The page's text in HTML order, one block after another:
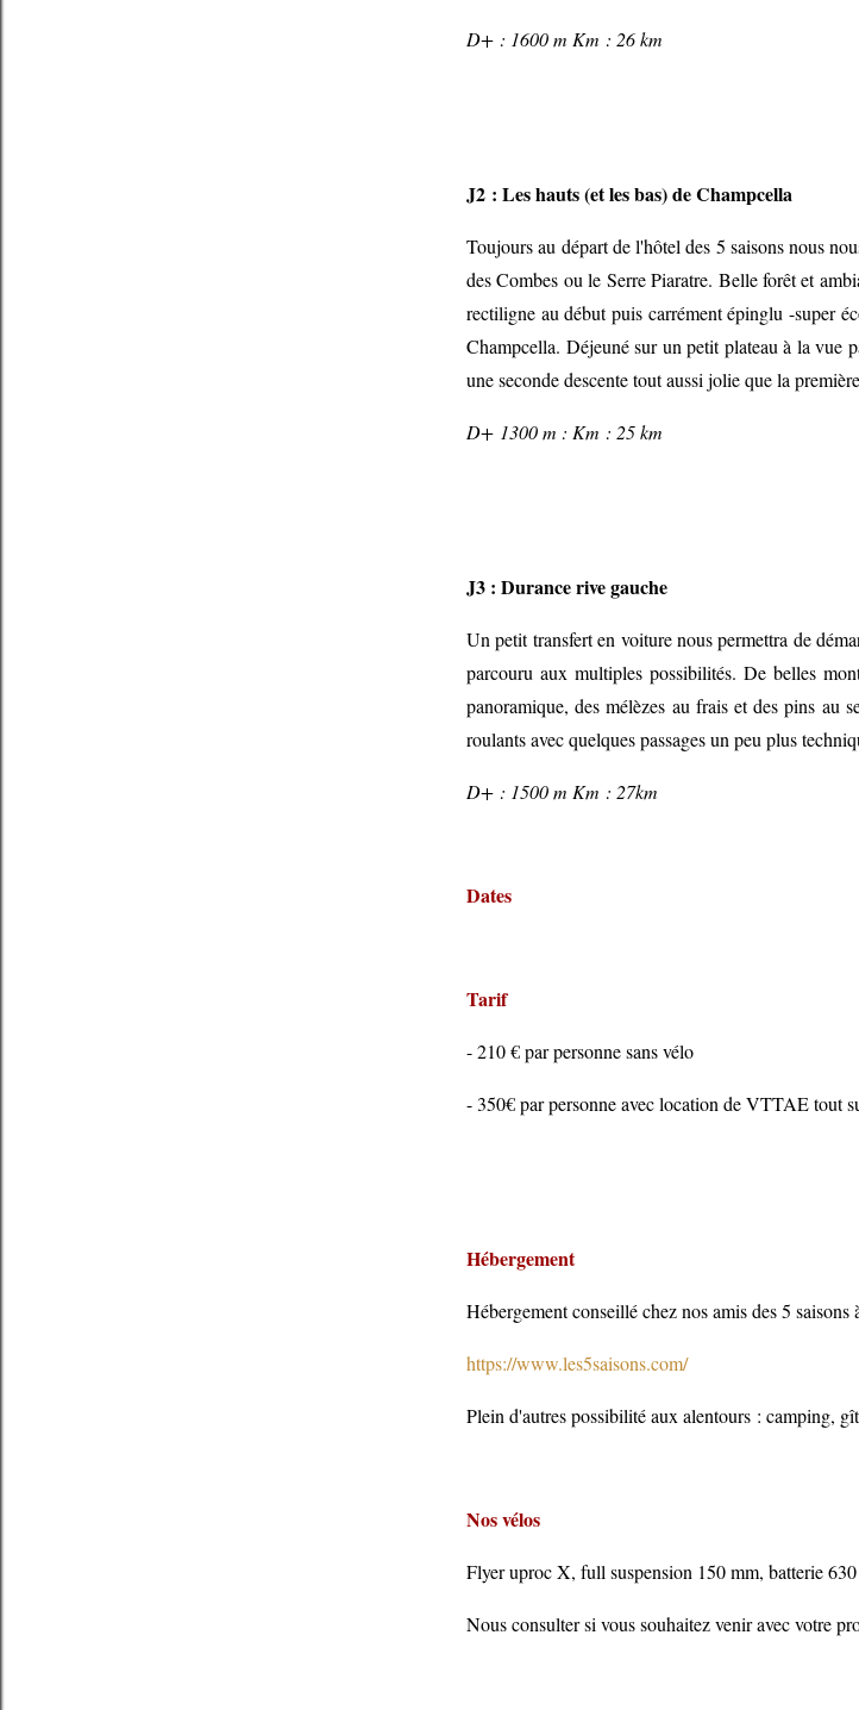
D+ : 1600 m Km : 26 km
J2 : Les hauts (et les bas) de Champcella
Toujours au départ de l'hôtel des 5 saisons nous
des Combes ou le Serre Piaratre. Belle forêt et
rectiligne au début puis carrément épinglu -super
Champcella. Déjeuné sur un petit plateau à la vue
une seconde descente tout aussi jolie que la
D+ 1300 m : Km : 25 km
J3 : Durance rive gauche
Un petit transfert en voiture nous permettra de
parcouru aux multiples possibilités. De belles
panoramique, des mélèzes au frais et des pins au
roulants avec quelques passages un peu plus
D+ : 1500 m Km : 27km
Dates
Tarif
- 210 € par personne sans vélo
- 350€ par personne avec location de VTTAE tout
Hébergement
Hébergement conseillé chez nos amis des 5
https://www.les5saisons.com/
Plein d'autres possibilité aux alentours : camping,
Nos vélos
Flyer uproc X, full suspension 150 mm, batterie
Nous consulter si vous souhaitez venir avec votre